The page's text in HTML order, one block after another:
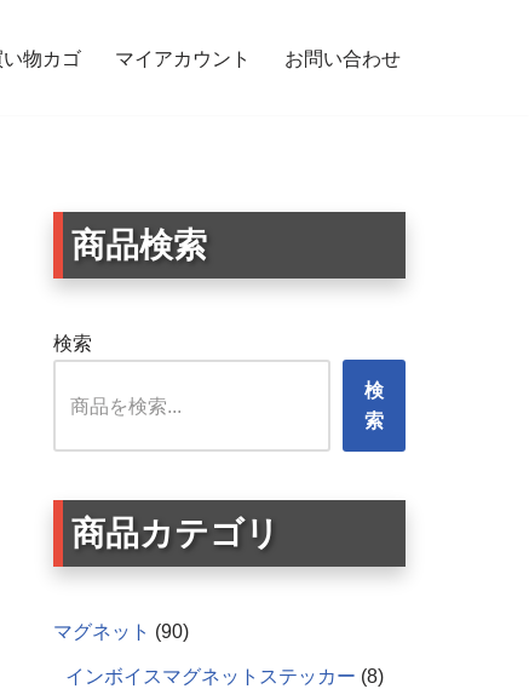
い物カゴ マイアカウント お問い合わせ
に｜英字メッセージ – My Pet Rescued Me
商品検索
検索
検
索
商品カテゴリ
マグネット 90
インボイスマグネットステッカー 8